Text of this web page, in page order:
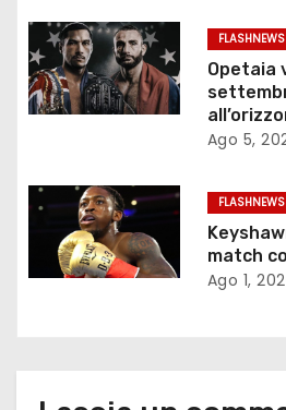
a
r
t
c
FLASHNEWS
Opetaia
Ago 5,
FLASHNEWS
match
Ago 1,